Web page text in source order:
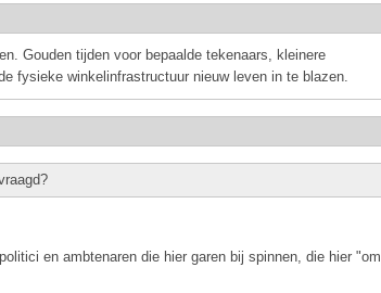
Gouden tijden voor bepaalde tekenaars, kleinere
fysieke winkelinfrastructuur nieuw leven in te blazen.
en ambtenaren die hier garen bij spinnen, die hier "om